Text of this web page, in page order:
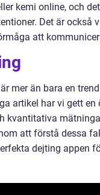
kemi online, och
Det är också
att
mer än bara en
artikel har vi gett
kvantitativa
att förstå dessa
dejting appen